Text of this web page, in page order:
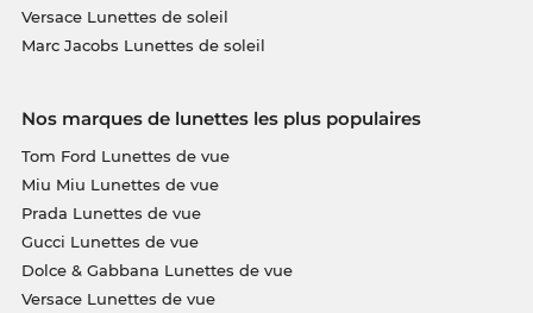
Versace Lunettes de soleil
Marc Jacobs Lunettes de soleil
Nos marques de lunettes les plus populaires
Tom Ford Lunettes de vue
Miu Miu Lunettes de vue
Prada Lunettes de vue
Gucci Lunettes de vue
Dolce & Gabbana Lunettes de vue
Versace Lunettes de vue